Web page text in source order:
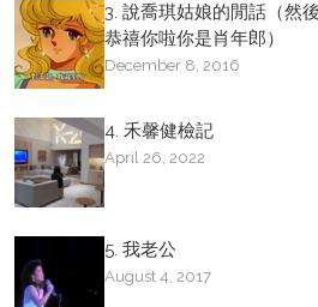
3. 說喬琪姑娘的閒話（然
恭禧你啦你是肖年郎）
December 8, 2016
4. 禾馨健檢記
April 26, 2022
5. 我老公
August 4, 2017